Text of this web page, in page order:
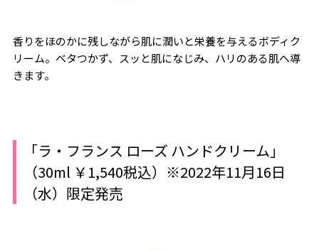
香りをほのかに残しながら肌に潤いと栄養を与えるボディク
リーム。ベタつかず、スッと肌になじみ、ハリのある肌へ導
きます。
「ラ・フランス ローズ ハンドクリーム」
（30ml ￥1,540税込）※2022年11月16日
（水）限定発売